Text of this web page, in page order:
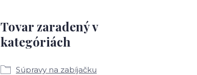
Tovar zaradený v
kategóriách
Súpravy na zabíjačku